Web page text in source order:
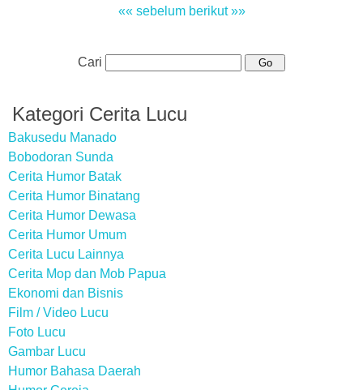
«« sebelum berikut »»
Cari
Kategori Cerita Lucu
Bakusedu Manado
Bobodoran Sunda
Cerita Humor Batak
Cerita Humor Binatang
Cerita Humor Dewasa
Cerita Humor Umum
Cerita Lucu Lainnya
Cerita Mop dan Mob Papua
Ekonomi dan Bisnis
Film / Video Lucu
Foto Lucu
Gambar Lucu
Humor Bahasa Daerah